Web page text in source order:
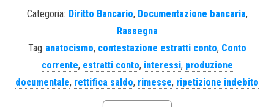
Categoria: Diritto Bancario, Documentazione bancaria,
Rassegna
Tag anatocismo, contestazione estratti conto, Conto
corrente, estratti conto, interessi, produzione
documentale, rettifica saldo, rimesse, ripetizione indebito